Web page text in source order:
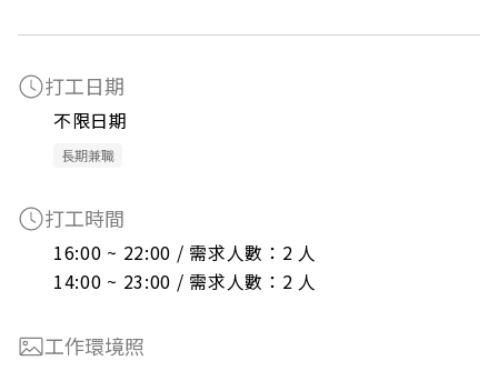
打工日期
不限日期
長期兼職
打工時間
16:00 ~ 22:00 / 需求人數：2 人
14:00 ~ 23:00 / 需求人數：2 人
工作環境照